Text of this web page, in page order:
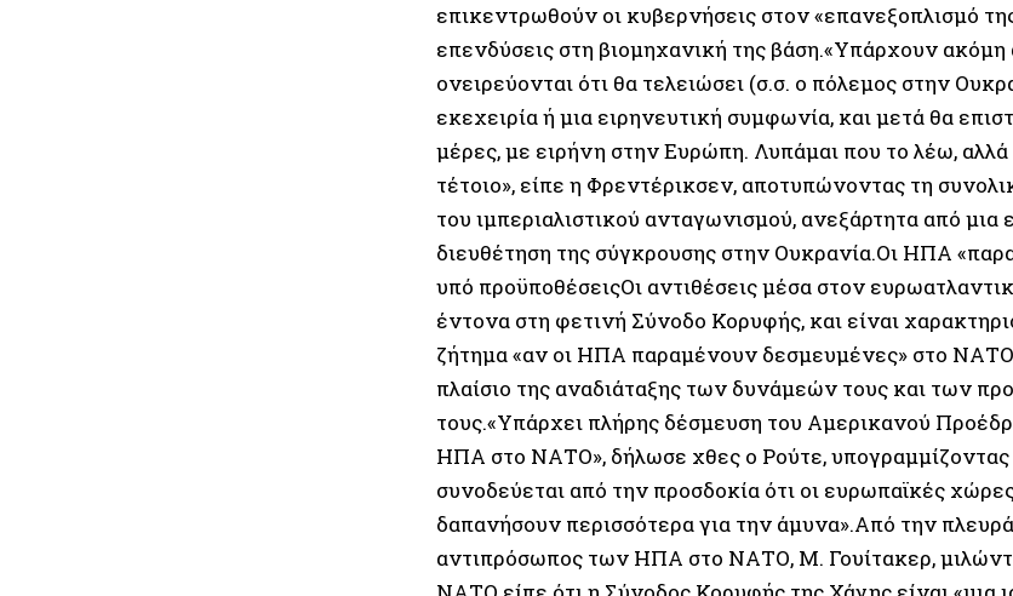
επικεντρωθούν οι κυβερνήσεις στον «επανεξοπλισμό
επενδύσεις στη βιομηχανική της βάση.«Υπάρχουν
ονειρεύονται ότι θα τελειώσει (σ.σ. ο πόλεμος στην
εκεχειρία ή μια ειρηνευτική συμφωνία, και μετά θα
μέρες, με ειρήνη στην Ευρώπη. Λυπάμαι που το λέω, αλλά
τέτοιο», είπε η Φρεντέρικσεν, αποτυπώνοντας τη
του ιμπεριαλιστικού ανταγωνισμού, ανεξάρτητα από
διευθέτηση της σύγκρουσης στην Ουκρανία.Οι ΗΠΑ
υπό προϋποθέσειςΟι αντιθέσεις μέσα στον
έντονα στη φετινή Σύνοδο Κορυφής, και είναι
ζήτημα «αν οι ΗΠΑ παραμένουν δεσμευμένες» στο
πλαίσιο της αναδιάταξης των δυνάμεών τους και των
τους.«Υπάρχει πλήρης δέσμευση του Αμερικανού
ΗΠΑ στο ΝΑΤΟ», δήλωσε χθες ο Ρούτε, υπογραμμίζοντας
συνοδεύεται από την προσδοκία ότι οι ευρωπαϊκές
δαπανήσουν περισσότερα για την άμυνα».Από την
αντιπρόσωπος των ΗΠΑ στο ΝΑΤΟ, Μ. Γουίτακερ,